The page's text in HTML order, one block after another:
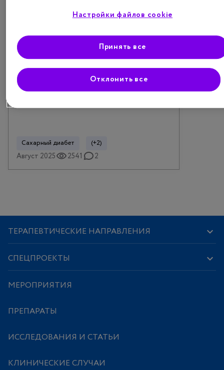
Статья
Инновации в лечении сахарного
диабета: ключевые новости
конгресса A...
Сахарный диабет (+2)
Август 2025 2541 2
ТЕРАПЕВТИЧЕСКИЕ НАПРАВЛЕНИЯ
СПЕЦПРОЕКТЫ
МЕРОПРИЯТИЯ
ПРЕПАРАТЫ
ИССЛЕДОВАНИЯ И СТАТЬИ
КЛИНИЧЕСКИЕ СЛУЧАИ
Настройки файлов cookie
Отклонить все
Принять все